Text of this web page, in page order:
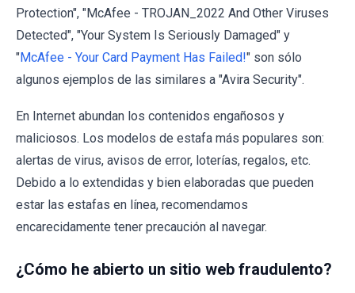
Protection", "McAfee - TROJAN_2022 And Other Viruses
Detected", "Your System Is Seriously Damaged" y
"McAfee - Your Card Payment Has Failed!" son sólo
algunos ejemplos de las similares a "Avira Security".
En Internet abundan los contenidos engañosos y
maliciosos. Los modelos de estafa más populares son:
alertas de virus, avisos de error, loterías, regalos, etc.
Debido a lo extendidas y bien elaboradas que pueden
estar las estafas en línea, recomendamos
encarecidamente tener precaución al navegar.
¿Cómo he abierto un sitio web fraudulento?